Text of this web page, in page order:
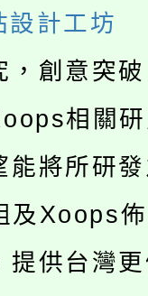
龍潭區
行報名
桃園電
動會8/
舉行。
享有免
收入戶
科技中
計工坊
，創意突
相關
能將所研
及Xoops
提供台灣